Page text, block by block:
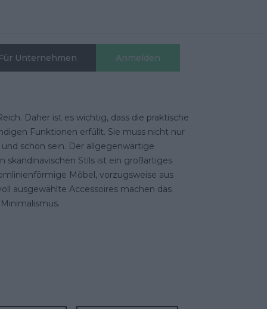
Für Unternehmen Anmelden
Daher ist es wichtig, dass die praktische
Funktionen erfüllt. Sie muss nicht nur
schön sein. Der allgegenwärtige
skandinavischen Stils ist ein großartiges
Möbel, vorzugsweise aus
ausgewählte Accessoires machen das